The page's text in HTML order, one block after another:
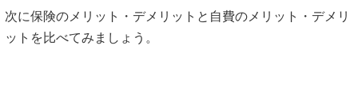
次に保険のメリット・デメリットと自費のメリット・デメリ
ットを比べてみましょう。